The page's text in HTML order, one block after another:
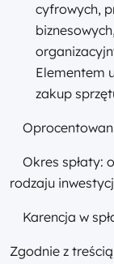
cyfrowych,
Elementem
zakup
Okres spłaty:
rodzaju
Karencja w
Zgodnie z